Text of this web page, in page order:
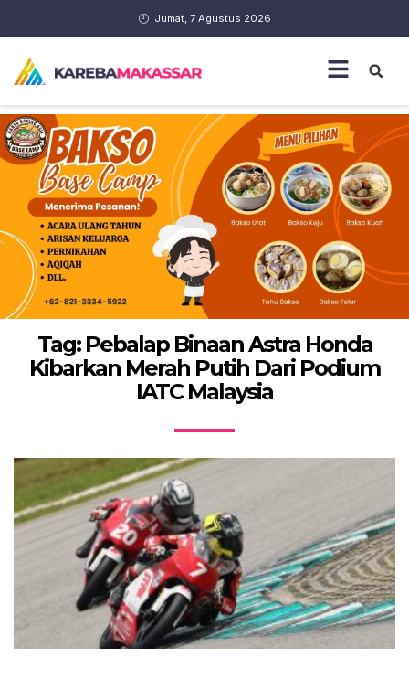
Jumat, 7 Agustus 2026
Tag: Pebalap Binaan Astra Honda
Kibarkan Merah Putih Dari Podium
IATC Malaysia